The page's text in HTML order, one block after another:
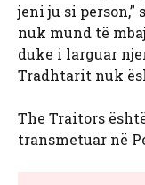
jeni ju si person,”
nuk mund të
duke i larguar
Tradhtarit nuk
The Traitors
transmetuar në